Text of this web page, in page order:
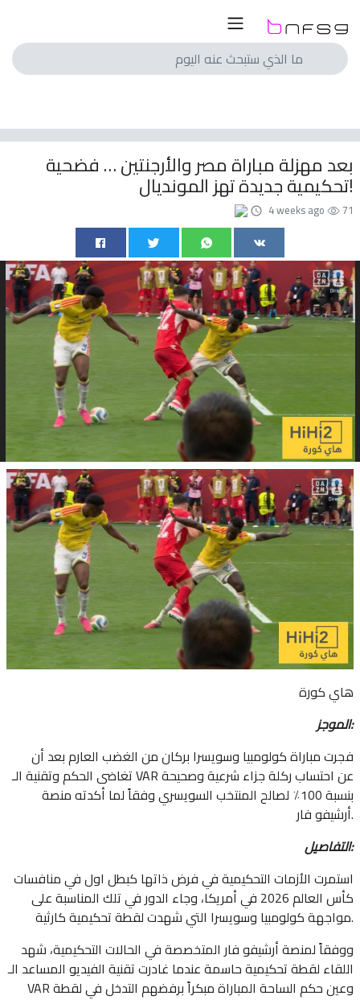
بعد مهزلة مباراة مصر والأرجنتين … فضحية
تحكيمية جديدة تهز المونديال!
4 weeks ago 71
هاي كورة
الموجز:
فجرت مباراة كولومبيا وسويسرا بركان من الغضب العارم بعد أن
تغاضى الحكم وتقنية الـ VAR عن احتساب ركلة جزاء شرعية وصحيحة
بنسبة 100٪ لصالح المنتخب السويسري وفقاً لما أكدته منصة
أرشيفو فار.
التفاصيل:
استمرت الأزمات التحكيمية في فرض ذاتها كبطل اول في منافسات
كأس العالم 2026 في أمريكا، وجاء الدور في تلك المناسبة على
مواجهة كولومبيا وسويسرا التي شهدت لقطة تحكيمية كارثية.
ووفقاً لمنصة أرشيفو فار المتخصصة في الحالات التحكيمية، شهد
اللقاء لقطة تحكيمية حاسمة عندما غادرت تقنية الفيديو المساعد الـ
VAR وعين حكم الساحة المباراة مبكراً برفضهم التدخل في لقطة